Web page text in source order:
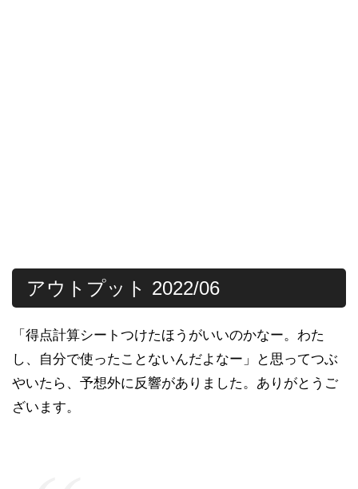
アウトプット 2022/06
「得点計算シートつけたほうがいいのかなー。わた
し、自分で使ったことないんだよなー」と思ってつぶ
やいたら、予想外に反響がありました。ありがとうご
ざいます。